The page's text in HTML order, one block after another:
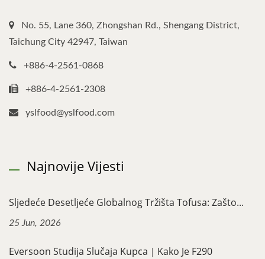
No. 55, Lane 360, Zhongshan Rd., Shengang District,
Taichung City 42947, Taiwan
+886-4-2561-0868
+886-4-2561-2308
yslfood@yslfood.com
Najnovije Vijesti
Sljedeće Desetljeće Globalnog Tržišta Tofusa: Zašto...
25 Jun, 2026
Eversoon Studija Slučaja Kupca｜Kako Je F290